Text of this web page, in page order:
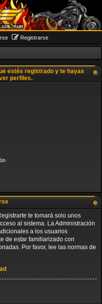
Registrarse
estés registrado y te hayas
perfiles.
te tomará solo unos
al sistema. La Administración
a los usuarios
de estar familiarizado con
Por favor, lee las normas de